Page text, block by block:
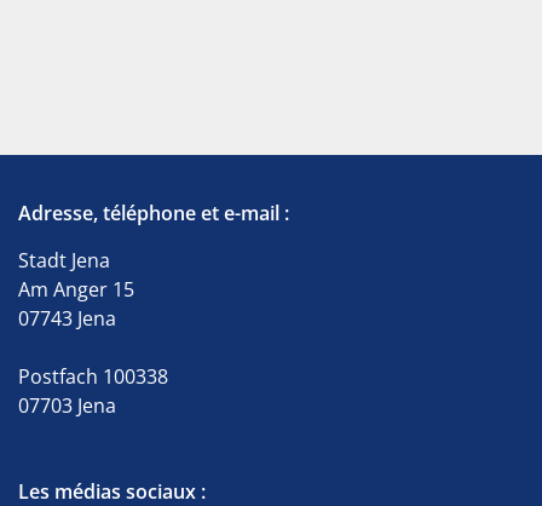
Adresse, téléphone et e-mail :
Stadt Jena
Am Anger 15
07743 Jena
Postfach 100338
07703 Jena
Les médias sociaux :